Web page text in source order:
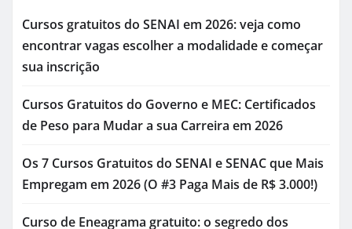
Cursos gratuitos do SENAI em 2026: veja como
encontrar vagas escolher a modalidade e começar
sua inscrição
Cursos Gratuitos do Governo e MEC: Certificados
de Peso para Mudar a sua Carreira em 2026
Os 7 Cursos Gratuitos do SENAI e SENAC que Mais
Empregam em 2026 (O #3 Paga Mais de R$ 3.000!)
Curso de Eneagrama gratuito: o segredo dos